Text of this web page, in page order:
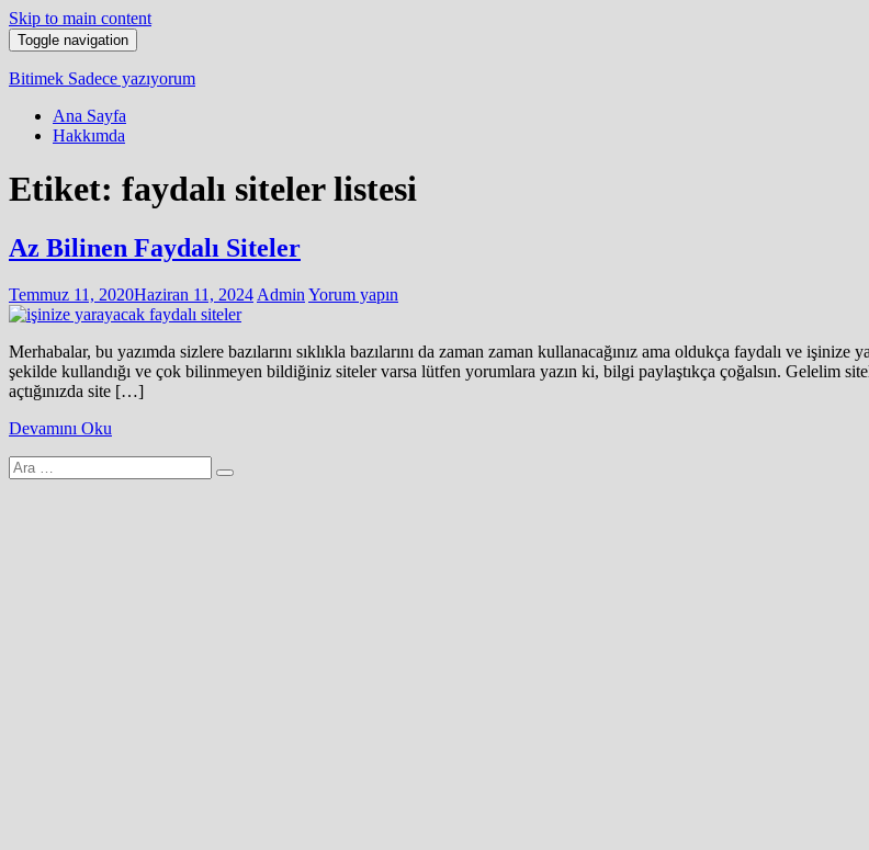
Skip to main content
Toggle navigation
Bitimek Sadece yazıyorum
Ana Sayfa
Hakkımda
Etiket: faydalı siteler listesi
Az Bilinen Faydalı Siteler
Temmuz 11, 2020Haziran 11, 2024 Admin Yorum yapın
Merhabalar, bu yazımda sizlere bazılarını sıklıkla bazılarını da zaman zaman kullanacağınız ama oldukça faydalı ve
şekilde kullandığı ve çok bilinmeyen bildiğiniz siteler varsa lütfen yorumlara yazın ki, bilgi paylaştıkça çoğalsın. Gelelim
açtığınızda site […]
Devamını Oku
Arama
yap: